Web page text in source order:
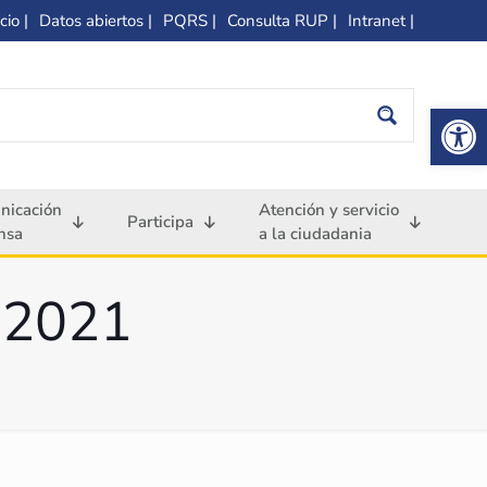
| Datos abiertos | PQRS | Consulta RUP | Intranet |
Participa
Atención y servicio
a la ciudadania